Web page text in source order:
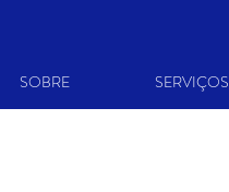
SOBRE SERVIÇOS